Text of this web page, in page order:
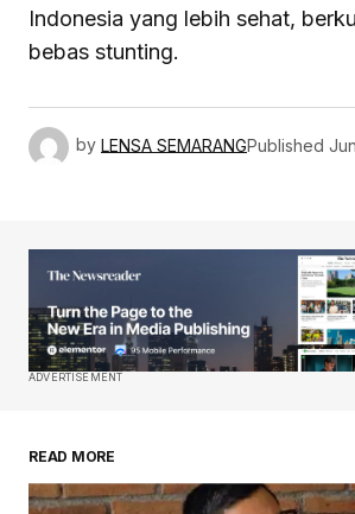
Indonesia yang lebih sehat,
bebas stunting.
by LENSA SEMARANGPublished
ADVERTISEMENT
READ MORE